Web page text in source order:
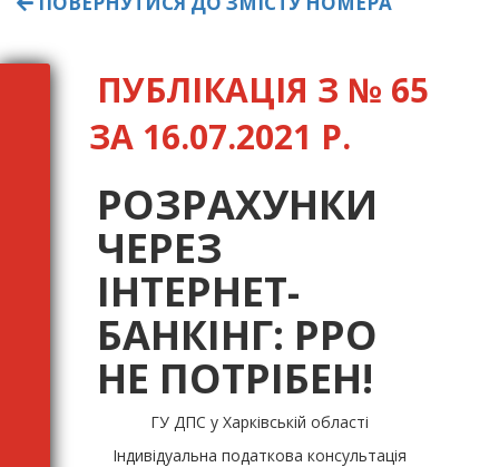
ПУБЛІКАЦІЯ З № 65
ЗА 16.07.2021 Р.
РОЗРАХУНКИ
ЧЕРЕЗ
ІНТЕРНЕТ-
БАНКІНГ: РРО
НЕ ПОТРІБЕН!
ГУ ДПС у Харківській області
Індивідуальна податкова консультація